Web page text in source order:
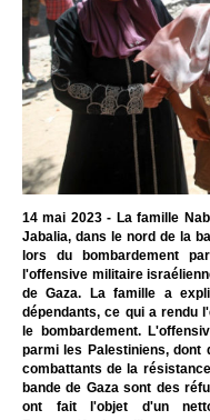
14 mai 2023 - La famille
Jabalia, dans le nord de la
lors du bombardement
l'offensive militaire
de Gaza. La famille a
dépendants, ce qui a rendu
le bombardement.
parmi les Palestiniens, dont
combattants de la
bande de Gaza sont des
ont fait l'objet d'un